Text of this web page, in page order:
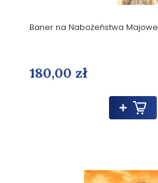
Baner na Nabożeństwa Majowe
180,00 zł